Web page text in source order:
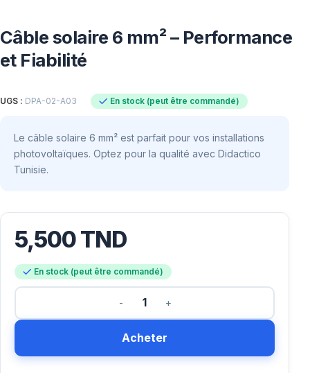
Câble solaire 6 mm² – Performance
et Fiabilité
UGS : DPA-02-A03 En stock (peut être commandé)
Le câble solaire 6 mm² est parfait pour vos installations
photovoltaïques. Optez pour la qualité avec Didactico
Tunisie.
5,500TND
En stock (peut être commandé)
Acheter